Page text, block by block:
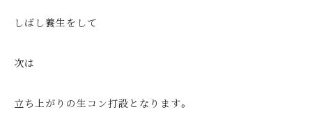
しばし養生をして
次は
立ち上がりの生コン打設となります。